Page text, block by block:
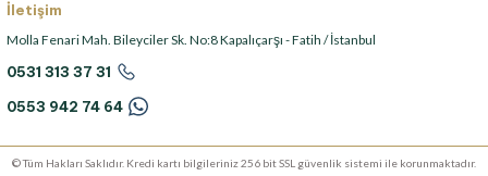
İletişim
Molla Fenari Mah. Bileyciler Sk. No:8 Kapalıçarşı - Fatih / İstanbul
0531 313 37 31
0553 942 74 64
© Tüm Hakları Saklıdır. Kredi kartı bilgileriniz 256 bit SSL güvenlik sistemi ile korunmaktadır.